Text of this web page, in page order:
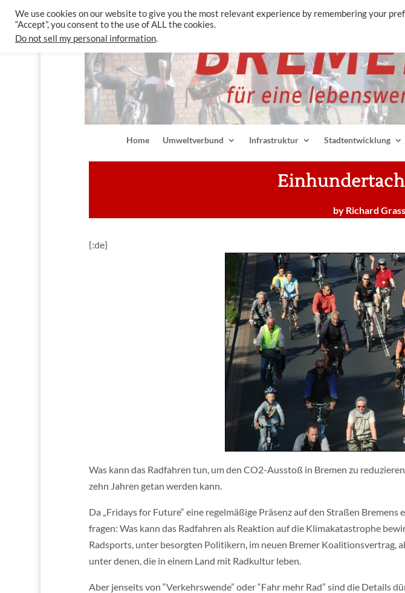
Home Umweltverbund Infrastruktur Stadtentwicklung
by Richard
{:de}
Was kann das Radfahren tun, um den CO2-Ausstoß in Bremen zu
zehn Jahren getan werden kann.
Da „Fridays for Future“ eine regelmäßige Präsenz auf den Straßen
fragen: Was kann das Radfahren als Reaktion auf die Klimakatastrophe
Radsports, unter besorgten Politikern, im neuen Bremer Koalitionsvertrag,
unter denen, die in einem Land mit Radkultur leben.
Aber jenseits von “Verkehrswende” oder “Fahr mehr Rad” sind die Details
We use cookies on our website to give you the most relevant experience by remembering your
“Accept”, you consent to the use of ALL the cookies.
Do not sell my personal information.